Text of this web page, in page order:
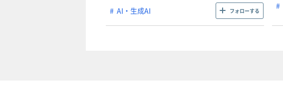
AI・生成AI フォローする